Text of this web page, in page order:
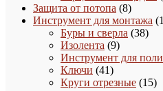
Защита от потопа 88
товаров
Инструмент для монтажа
Буры и сверла 3838
Изолента 99
товаров
Инструмент для
Ключи 4141
товар
Круги отрезные 1515